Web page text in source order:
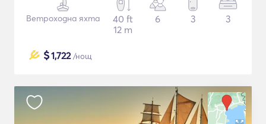
Ветроходна яхта
40 ft
12 m
6 3 3
$1,722/нощ